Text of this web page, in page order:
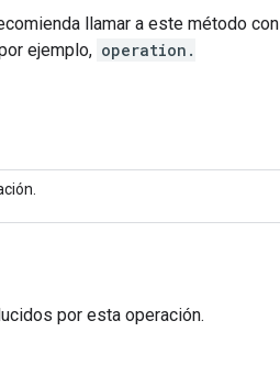
llamar a este método con
ejemplo, operation.
por esta operación.